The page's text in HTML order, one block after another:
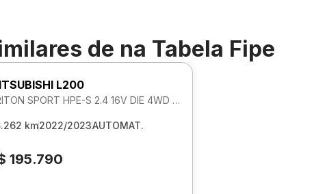
de na Tabela Fipe
L200
TRITON SPORT HPE-S 2.4 16V DIE 4WD AUTOMATICO
km2022/2023AUTOMAT.
195.790